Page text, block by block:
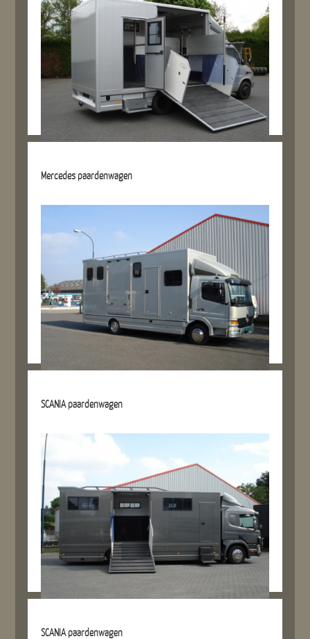
Details referentie
Mercedes paardenwagen
Details referentie
SCANIA paardenwagen
Details referentie
SCANIA paardenwagen